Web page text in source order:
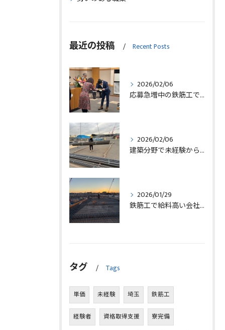
最近の投稿 Recent Posts
2026/02/06
応募急増中の鉄筋工で高給を目指す方法徹底解説埼玉県三郷市版
2026/02/06
建築分野で未経験から始める求人探しと三郷市で正社員就職の秘訣
2026/01/29
鉄筋工で給料高い会社に転職したリアルなインタビュー事例を埼玉県三郷市で解説
タグ Tags
単価 未経験 埼玉 鉄筋工
経験者 資格取得支援 寮完備